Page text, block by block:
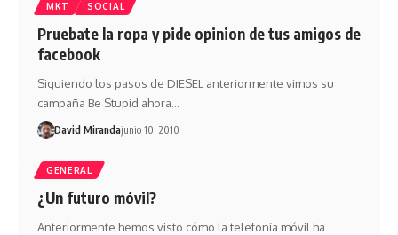
MKT SOCIAL
Pruebate la ropa y pide opinion de tus amigos de
facebook
Siguiendo los pasos de DIESEL anteriormente vimos su
campaña Be Stupid ahora…
David Mirandajunio 10, 2010
GENERAL
¿Un futuro móvil?
Anteriormente hemos visto cómo la telefonía móvil ha